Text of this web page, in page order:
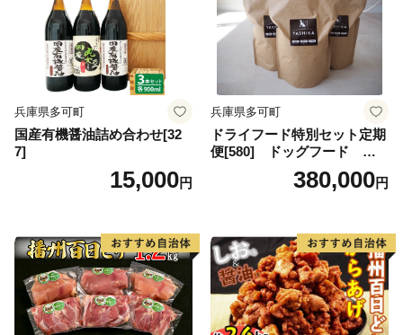
兵庫県多可町
国産有機醤油詰め合わせ[32
7]
15,000円
兵庫県多可町
ドライフード特別セット定期
便[580] ドッグフード 無
380,000円